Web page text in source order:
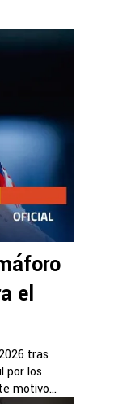
el
tras
por los
motivo...